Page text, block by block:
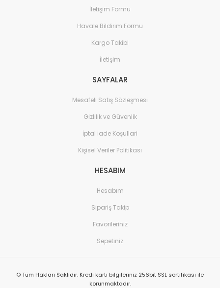
İletişim Formu
Havale Bildirim Formu
Kargo Takibi
İletişim
SAYFALAR
Mesafeli Satış Sözleşmesi
Gizlilik ve Güvenlik
İptal İade Koşullari
Kişisel Veriler Politikası
HESABIM
Hesabım
Sipariş Takip
Favorileriniz
Sepetiniz
© Tüm Hakları Saklıdır. Kredi kartı bilgileriniz 256bit SSL sertifikası ile
korunmaktadır.